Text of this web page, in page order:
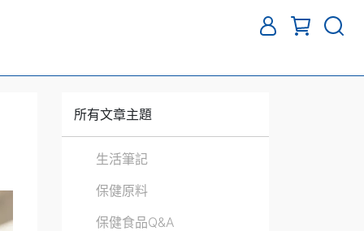
所有文章主題
生活筆記
保健原料
保健食品Q&A